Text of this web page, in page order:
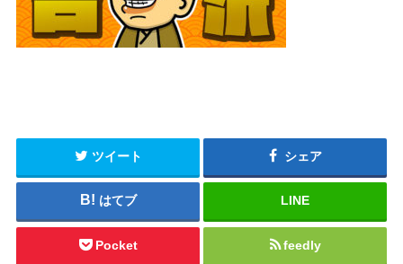
ツイート シェア
はてブ LINE
Pocket feedly